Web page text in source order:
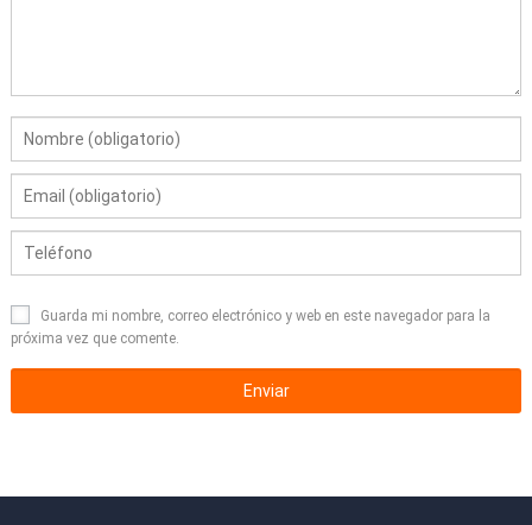
Guarda mi nombre, correo electrónico y web en este navegador para la
próxima vez que comente.